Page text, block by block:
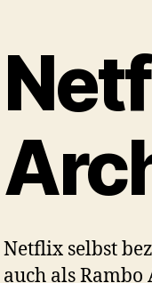
Netflix selbst
auch als